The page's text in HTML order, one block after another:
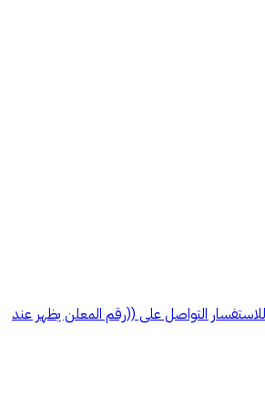
الاستثمار باجل طويل للاستفسار التواصل على ((رقم المعلن يظهر عند